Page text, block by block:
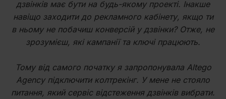
дзвінків має бути на будь-якому проекті. Інакше
навіщо заходити до рекламного кабінету, якщо ти
в ньому не побачиш конверсій у дзвінки? Отже, не
зрозумієш, які кампанії та ключі працюють.
Тому від самого початку я запропонувала Altego
Agency підключити колтрекінг. У мене не стояло
питання, який сервіс відстеження дзвінків вибрати.